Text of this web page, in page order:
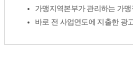
가맹지역본부가 관리하는 가맹
바로 전 사업연도에 지출한 광